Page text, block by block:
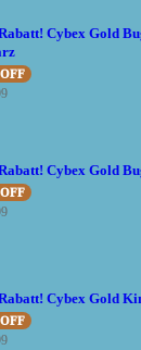
Cybex Gold
Cybex Gold
Cybex Gold